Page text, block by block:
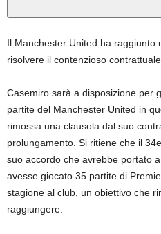
Il Manchester United ha raggiunto
risolvere il contenzioso
Casemiro sarà a disposizione per
partite del Manchester United in
rimossa una clausola dal suo
prolungamento. Si ritiene che il
suo accordo che avrebbe portato
avesse giocato 35 partite di
stagione al club, un obiettivo che
raggiungere.